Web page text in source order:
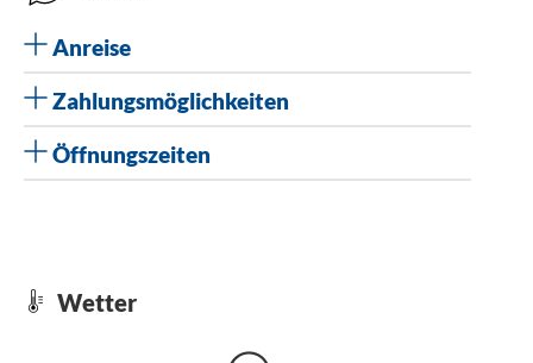
Anreise
Zahlungsmöglichkeiten
Öffnungszeiten
Wetter